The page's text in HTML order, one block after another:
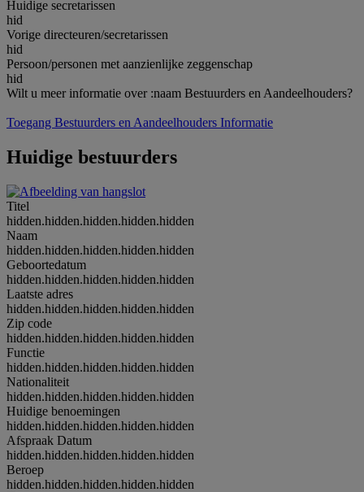
Huidige secretarissen
hid
Vorige directeuren/secretarissen
hid
Persoon/personen met aanzienlijke zeggenschap
hid
Wilt u meer informatie over :naam Bestuurders en Aandeelhouders?
Toegang Bestuurders en Aandeelhouders Informatie
Huidige bestuurders
Titel
hidden.hidden.hidden.hidden.hidden
Naam
hidden.hidden.hidden.hidden.hidden
Geboortedatum
hidden.hidden.hidden.hidden.hidden
Laatste adres
hidden.hidden.hidden.hidden.hidden
Zip code
hidden.hidden.hidden.hidden.hidden
Functie
hidden.hidden.hidden.hidden.hidden
Nationaliteit
hidden.hidden.hidden.hidden.hidden
Huidige benoemingen
hidden.hidden.hidden.hidden.hidden
Afspraak Datum
hidden.hidden.hidden.hidden.hidden
Beroep
hidden.hidden.hidden.hidden.hidden